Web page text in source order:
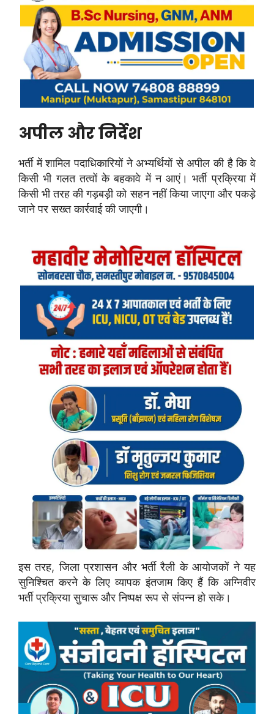
अपील और निर्देश
भर्ती में शामिल पदाधिकारियों ने अभ्यर्थियों से अपील की है कि वे
किसी भी गलत तत्वों के बहकावे में न आएं। भर्ती प्रक्रिया में
किसी भी तरह की गड़बड़ी को सहन नहीं किया जाएगा और पकड़े
जाने पर सख्त कार्रवाई की जाएगी।
इस तरह, जिला प्रशासन और भर्ती रैली के आयोजकों ने यह
सुनिश्चित करने के लिए व्यापक इंतजाम किए हैं कि अग्निवीर
भर्ती प्रक्रिया सुचारू और निष्पक्ष रूप से संपन्न हो सके।